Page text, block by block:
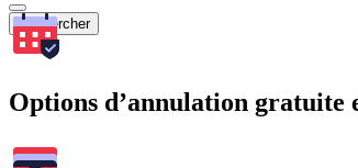
Rechercher
Options d’annulation gratuite